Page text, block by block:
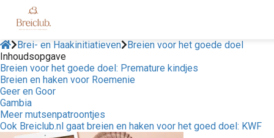
Brei- en Haakinitiatieven
Breien voor het goede doel
Inhoudsopgave
Breien voor het goede doel: Premature kindjes
Breien en haken voor Roemenie
Geer en Goor
Gambia
Meer mutsenpatroontjes
Ook Breiclub.nl gaat breien en haken voor het goed doel: KWF